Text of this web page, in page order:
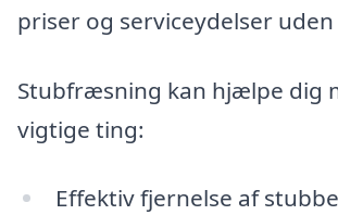
priser og serviceydelser
Stubfræsning kan hjælpe dig
vigtige ting:
Effektiv fjernelse af